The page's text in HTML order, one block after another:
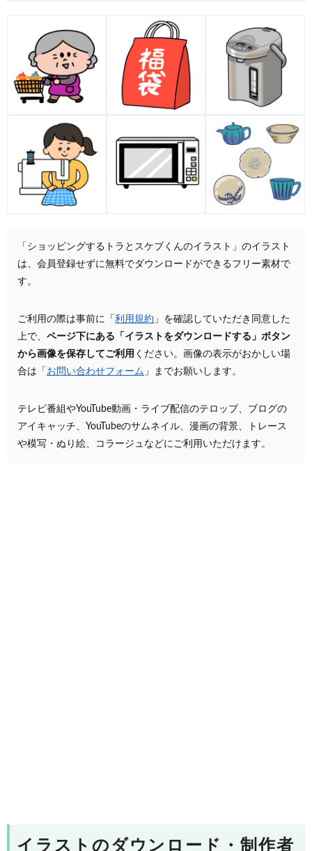
「ショッピングするトラとスケブくんのイラスト」のイラスト
は、会員登録せずに無料でダウンロードができるフリー素材で
す。
ご利用の際は事前に「 利用規約 」を確認していただき同意した
上で、 ページ下にある「イラストをダウンロードする」ボタン
から画像を保存してご利用 ください。画像の表示がおかしい場
合は「 お問い合わせフォーム 」までお願いします。
テレビ番組やYouTube動画・ライブ配信のテロップ、ブログの
アイキャッチ、YouTubeのサムネイル、漫画の背景、トレース
や模写・ぬり絵、コラージュなどにご利用いただけます。
イラストのダウンロード・制作者